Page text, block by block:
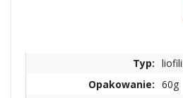
Typ:
Opakowanie: 60g